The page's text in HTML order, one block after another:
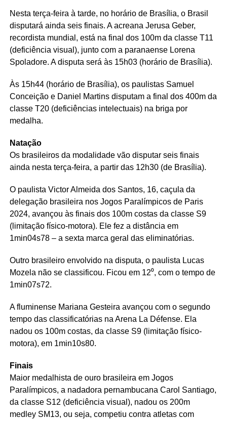
Nesta terça-feira à tarde, no horário de Brasília, o Brasil
disputará ainda seis finais. A acreana Jerusa Geber,
recordista mundial, está na final dos 100m da classe T11
(deficiência visual), junto com a paranaense Lorena
Spoladore. A disputa será às 15h03 (horário de Brasília).
Às 15h44 (horário de Brasília), os paulistas Samuel
Conceição e Daniel Martins disputam a final dos 400m da
classe T20 (deficiências intelectuais) na briga por
medalha.
Natação
Os brasileiros da modalidade vão disputar seis finais
ainda nesta terça-feira, a partir das 12h30 (de Brasília).
O paulista Victor Almeida dos Santos, 16, caçula da
delegação brasileira nos Jogos Paralímpicos de Paris
2024, avançou às finais dos 100m costas da classe S9
(limitação físico-motora). Ele fez a distância em
1min04s78 – a sexta marca geral das eliminatórias.
Outro brasileiro envolvido na disputa, o paulista Lucas
Mozela não se classificou. Ficou em 12⁰, com o tempo de
1min07s72.
A fluminense Mariana Gesteira avançou com o segundo
tempo das classificatórias na Arena La Défense. Ela
nadou os 100m costas, da classe S9 (limitação físico-
motora), em 1min10s80.
Finais
Maior medalhista de ouro brasileira em Jogos
Paralímpicos, a nadadora pernambucana Carol Santiago,
da classe S12 (deficiência visual), nadou os 200m
medley SM13, ou seja, competiu contra atletas com